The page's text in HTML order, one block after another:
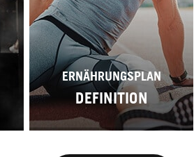
ERNÄHRUNGSPLAN
DEFINITION